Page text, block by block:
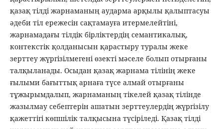
қазақ тілді жарнаманың аударма арқылы қалыптасуы
әдеби тіл ережесін сақтамауға итермелейтіні,
жарнамадағы тілдік бірліктердің семантикалық,
контекстік қолданысын қарастыру туралы жеке
зерттеу жүргізілмегені өзекті мәселе болып отырғаны
талқыланады. Осыдан қазақ жарнама тілінің жеке
ғылыми бағыттық арнаға түсе алмай отырғаны
тұжырымдалып, жарнаманың тікелей қазақ тілінде
жазылмау себептерін ашатын зерттеулердің жүргізілу
қажеттігі көпшілік талқысына түсіріледі. Қазақ тілді